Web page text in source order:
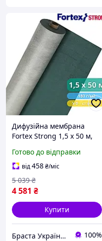
Дифузійна мембрана
Fortex Strong 1,5 х 50 м,
тришарова, сіра - дах,
фасад, гідроізоляція,
підвищена міцність
Готово до відправки
від458₴/міс
4 581 ₴
5 039 ₴
Купити
Браста Україна ТОВ 100%